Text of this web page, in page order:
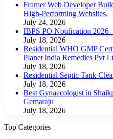
Framer Web Developer
High-Performing Websites.
July 24, 2026
IBPS PO Notification 2026
July 18, 2026
Residential WHO GMP
Planet India Remedies Pvt
July 18, 2026
Residential Septic Tank
July 18, 2026
Best Gynaecologist in
Gemaraju
July 18, 2026
Top Categories